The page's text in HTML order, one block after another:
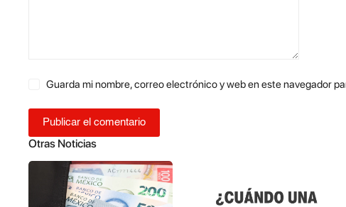
Guarda mi nombre, correo electrónico y web en este navegador
Publicar el comentario
Otras Noticias